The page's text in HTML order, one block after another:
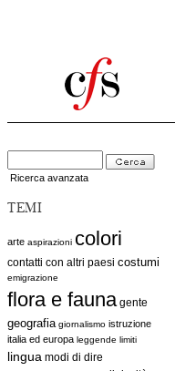
Ricerca avanzata
TEMI
arte aspirazioni colori
contatti con altri paesi costumi
emigrazione
flora e fauna gente
geografia giornalismo istruzione
italia ed europa leggende limiti
lingua modi di dire